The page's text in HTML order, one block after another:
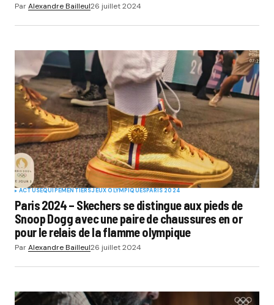
ParAlexandre Bailleul26 juillet 2024
ACTUSEQUIPEMENTIERSJEUX OLYMPIQUESPARIS 2024
Paris 2024 – Skechers se distingue aux pieds de
Snoop Dogg avec une paire de chaussures en or
pour le relais de la flamme olympique
ParAlexandre Bailleul26 juillet 2024